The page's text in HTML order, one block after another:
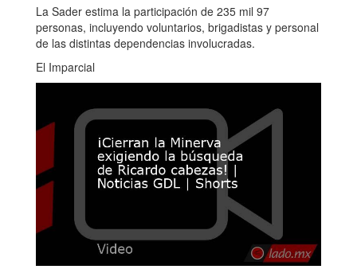
La Sader estima la participación de 235 mil 97
personas, incluyendo voluntarios, brigadistas y personal
de las distintas dependencias involucradas.
El Imparcial